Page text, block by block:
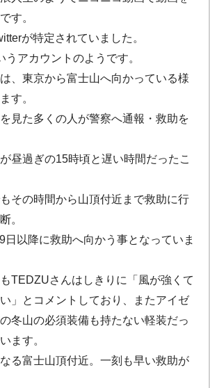
す。
が特定されていました。
アカウントのようです。
、東京から富士山へ向かっている様
す。
見た多くの人が警察へ通報・救助を
昼過ぎの15時頃と遅い時間だったこ
その時間から山頂付近まで救助に行
。
日以降に救助へ向かう事となっていま
TEDZUさんはしきりに「風が強くて
」とコメントしており、またアイゼ
冬山の必須装備も持たない軽装だっ
ます。
る富士山頂付近。一刻も早い救助が